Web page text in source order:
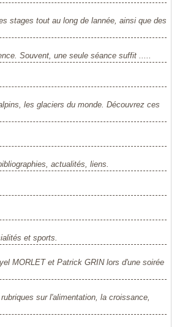
stages tout au long de lannée, ainsi que des
Souvent, une seule séance suffit .....
les glaciers du monde. Découvrez ces
actualités, liens.
et sports.
MORLET et Patrick GRIN lors d'une soirée
sur l'alimentation, la croissance,